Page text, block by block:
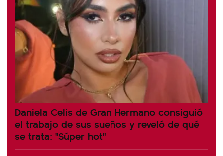
Daniela Celis de Gran Hermano consiguió
el trabajo de sus sueños y reveló de qué
se trata: "Súper hot"